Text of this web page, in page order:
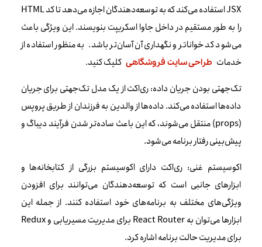
JSX استفاده می‌کند که به توسعه‌دهندگان اجازه می‌دهد تا کد HTML
را به طور مستقیم در داخل جاوا اسکریپت بنویسند. این ویژگی باعث
می‌شود کد خواناتر و نگهداری آن آسان‌تر باشد. به منظور استفاده از
خدماتطراحی سایت فروشگاهی کلیک کنید.
تک‌جهتی بودن جریان داده: ری‌اکت از یک مدل تک‌جهتی برای جریان
داده‌ها استفاده می‌کند. داده‌ها از والدین به فرزندان از طریق پروپس
(props) منتقل می‌شوند، که این باعث ساده‌تر شدن فرآیند دیباگ و
پیش‌بینی رفتار برنامه می‌شود.
اکوسیستم غنی: ری‌اکت دارای اکوسیستم بزرگی از کتابخانه‌ها و
ابزارهای جانبی است که توسعه‌دهندگان می‌توانند برای افزودن
ویژگی‌های مختلف به برنامه‌های خود استفاده کنند. از جمله این
ابزارها می‌توان به React Router برای مدیریت مسیریابی و Redux
برای مدیریت حالت برنامه اشاره کرد.